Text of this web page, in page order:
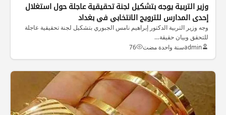
وزير التربية يوجه بتشكيل لجنة تحقيقية عاجلة حول استغلال
إحدى المدارس للترويج الانتخابي في بغداد
وجه وزير التربية الدكتور إبراهيم نامس الجبوري بتشكيل لجنة تحقيقية عاجلة
للتحقق وبيان حقيقة…
adminسنة واحدة مضت 76